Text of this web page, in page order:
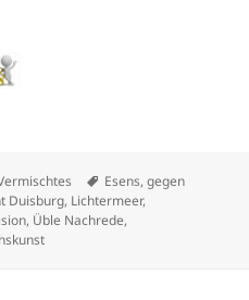
Schlagwörter
Esens,gegen
Duisburg, Lichtermeer,
, Üble Nachrede,